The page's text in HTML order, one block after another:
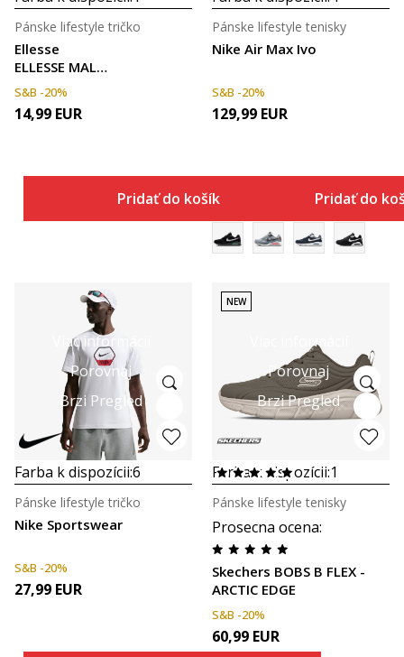
Ellesse
ELLESSE MALE
T-SHIRT
Pánske lifestyle tričko
S&B -20%
14,99 EUR
Pridať do košíka
Nike Air Max Ivo
Pánske lifestyle tenisky
S&B -20%
129,99 EUR
Pridať do
Viac informácií
Porovnaj
Brzi Pregled
Farba k dispozícii:6
Nike Sportswear
Pánske lifestyle tričko
S&B -20%
27,99 EUR
Viac informácií
Porovnaj
Brzi Pregled
NEW
Farba k dispozícii:1
Prosecna ocena:
Skechers BOBS B FLEX -
ARCTIC EDGE
Pánske lifestyle tenisky
S&B -20%
60,99 EUR